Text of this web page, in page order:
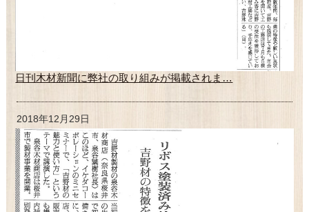
日刊木材新聞に弊社の取り組みが掲載されま…
2018年12月29日